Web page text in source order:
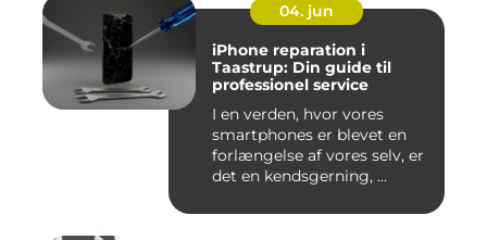
04. jun
iPhone reparation i
Taastrup: Din guide til
professionel service
I en verden, hvor vores
smartphones er blevet en
forlængelse af vores selv, er
det en kendsgerning, ...